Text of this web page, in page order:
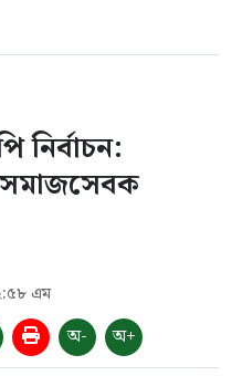
নির্বাচন:
এম
অ- অ+